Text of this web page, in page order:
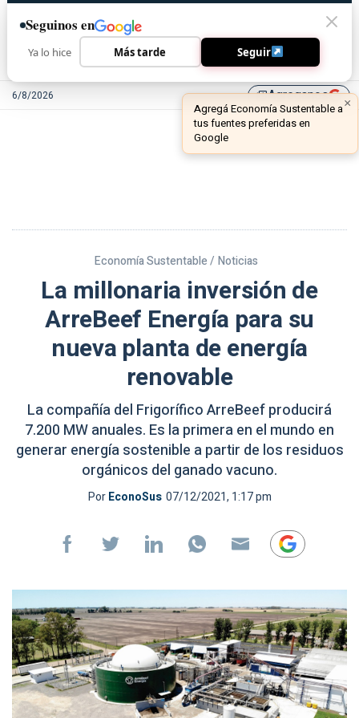
6/8/2026 library_addAgreganos
Economía Sustentable / Noticias
La millonaria inversión de
ArreBeef Energía para su
nueva planta de energía
renovable
La compañía del Frigorífico ArreBeef producirá
7.200 MW anuales. Es la primera en el mundo en
generar energía sostenible a partir de los residuos
orgánicos del ganado vacuno.
PorEconoSus 07/12/2021, 1:17 pm
Seguinos en
Ya lo hice Más tarde Seguir